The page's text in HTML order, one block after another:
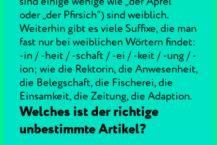
oder „der Pfirsich“) sind weiblich.
Weiterhin gibt es viele Suffixe, die man
fast nur bei weiblichen Wörtern findet:
-in / -heit / -schaft / -ei / -keit / -ung / -
ion; wie die Rektorin, die Anwesenheit,
die Belegschaft, die Fischerei, die
Einsamkeit, die Zeitung, die Adaption.
Welches ist der richtige
unbestimmte Artikel?